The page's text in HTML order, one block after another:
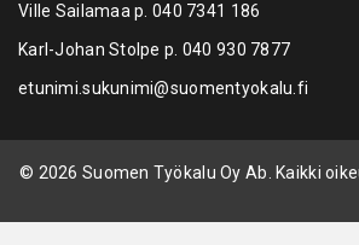
Ville Sailamaa p.040 7341 186
Karl-Johan Stolpe p. 040 930 7877
etunimi.sukunimi@suomentyokalu.fi
© 2026 Suomen Työkalu Oy Ab. Kaikki